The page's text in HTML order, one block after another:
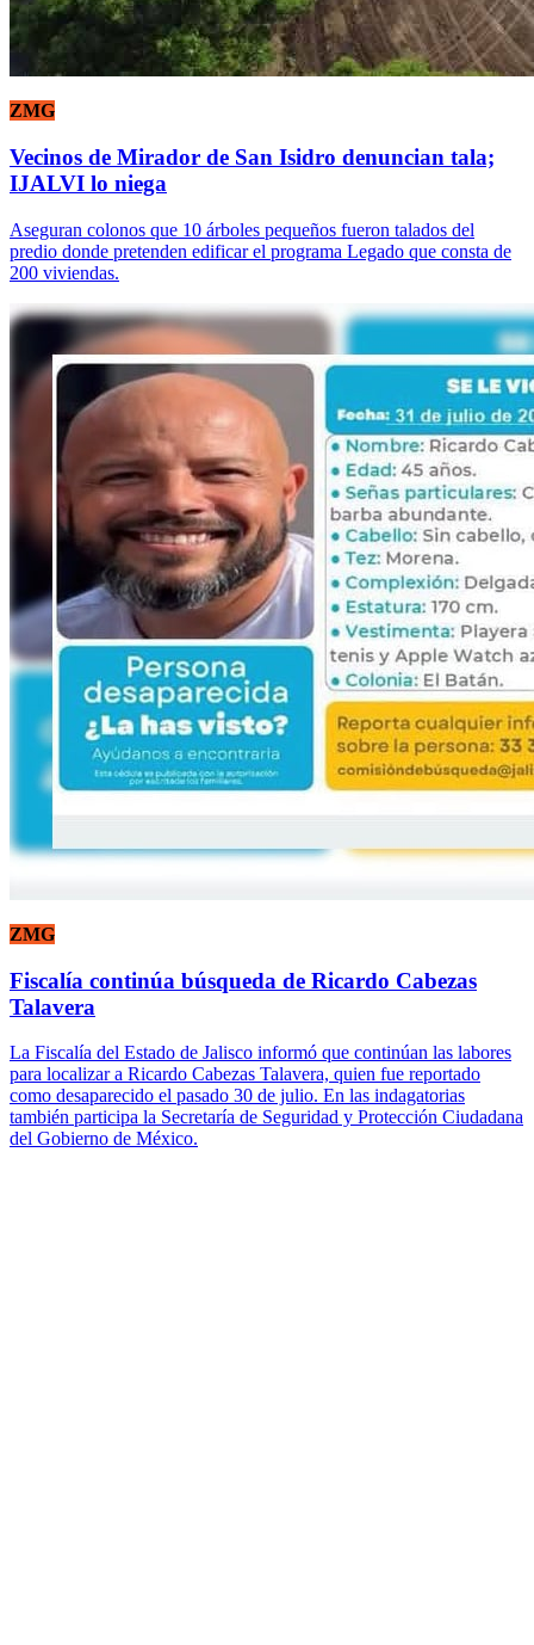
ZMG
Vecinos de Mirador de San Isidro denuncian tala;
IJALVI lo niega
Aseguran colonos que 10 árboles pequeños fueron talados del
predio donde pretenden edificar el programa Legado que consta de
200 viviendas.
ZMG
Fiscalía continúa búsqueda de Ricardo Cabezas
Talavera
La Fiscalía del Estado de Jalisco informó que continúan las labores
para localizar a Ricardo Cabezas Talavera, quien fue reportado
como desaparecido el pasado 30 de julio. En las indagatorias
también participa la Secretaría de Seguridad y Protección Ciudadana
del Gobierno de México.